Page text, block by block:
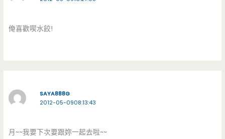
俺喜歡喫水餃!
SAYA888G
2012-05-0908:13:43
月~~我要下次要跟妳一起去啦~~